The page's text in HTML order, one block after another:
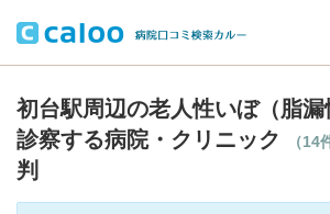
初台駅周辺の老人性いぼ（脂
診察する病院・クリニック
（14
判